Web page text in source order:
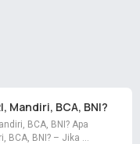
Mandiri, BCA, BNI?
BCA, BNI? Apa
BCA, BNI? – Jika …